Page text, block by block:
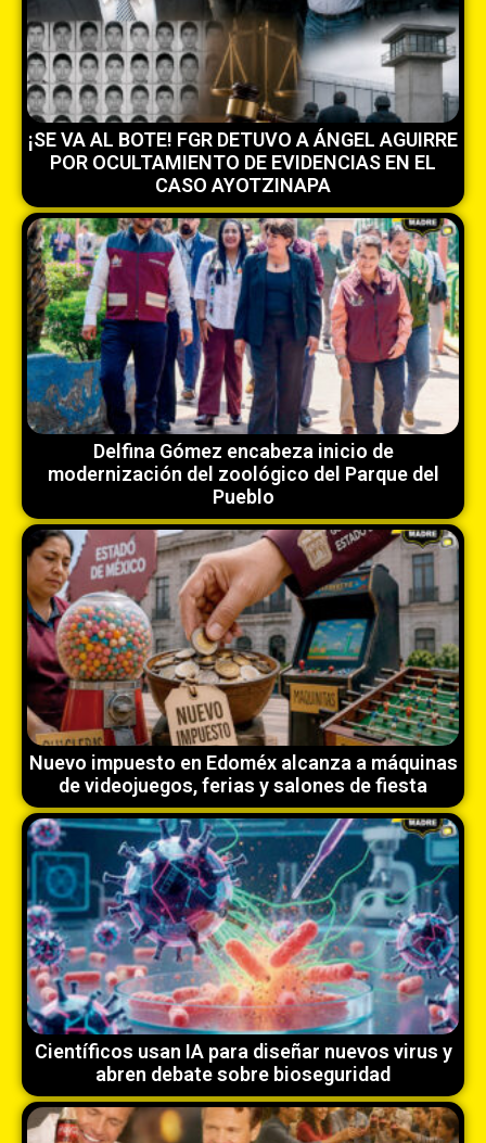
¡SE VA AL BOTE! FGR DETUVO A ÁNGEL AGUIRRE
POR OCULTAMIENTO DE EVIDENCIAS EN EL
CASO AYOTZINAPA
Delfina Gómez encabeza inicio de
modernización del zoológico del Parque del
Pueblo
Nuevo impuesto en Edoméx alcanza a máquinas
de videojuegos, ferias y salones de fiesta
Científicos usan IA para diseñar nuevos virus y
abren debate sobre bioseguridad